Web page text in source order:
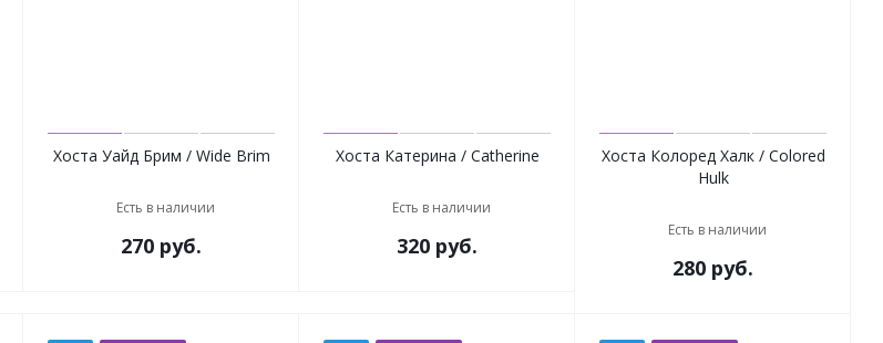
Хоста Уайд Брим / Wide Brim
Есть в наличии
270 руб.
Хоста Катерина / Catherine
Есть в наличии
320 руб.
Хоста Колоред Халк / Colored
Hulk
Есть в наличии
280 руб.